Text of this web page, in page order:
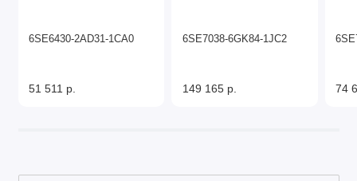
6SE6430-2AD31-1CA0
51 511 р.
6SE7038-6GK84-1JC2
149 165 р. 74